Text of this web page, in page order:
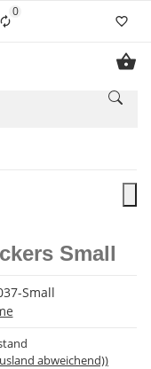
0Liste ist leer
Small
Small
abweichend))